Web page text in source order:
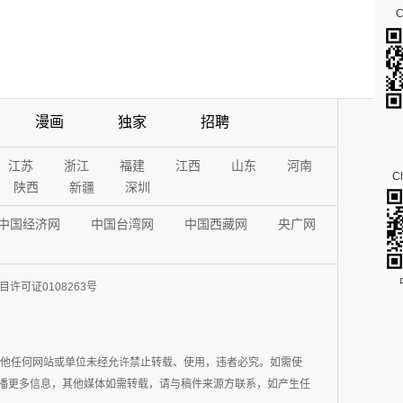
漫画 独家 招聘
江苏 浙江 福建 江西 山东
河南
陕西 新疆 深圳
国经济网 中国台湾网 中国西藏网
央广网
许可证0108263号
任何网站或单位未经允许禁止转载、使用，违者必究。如需使
多信息，其他媒体如需转载，请与稿件来源方联系，如产生任